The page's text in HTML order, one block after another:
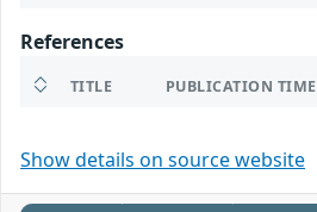
References
TITLE PUBLICATION TIME
Show details on source website